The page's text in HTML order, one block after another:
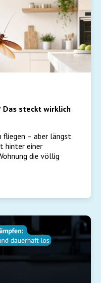
Das steckt wirklich
fliegen – aber längst
hinter einer
die völlig